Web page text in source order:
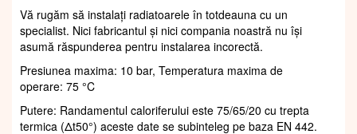
Vă rugăm să instalați radiatoarele în totdeauna cu un
specialist. Nici fabricantul și nici compania noastră nu își
asumă răspunderea pentru instalarea incorectă.
Presiunea maxima: 10 bar, Temperatura maxima de
operare: 75 °C
Putere: Randamentul caloriferului este 75/65/20 cu trepta
termica (Δt50°) aceste date se subinteleg pe baza EN 442.